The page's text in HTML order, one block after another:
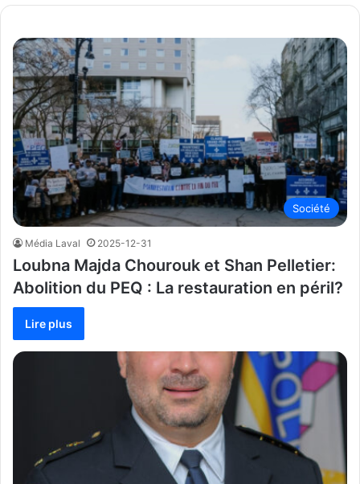
Société
Média Laval 2025-12-31
Loubna Majda Chourouk et Shan Pelletier:
Abolition du PEQ : La restauration en péril?
Lire plus